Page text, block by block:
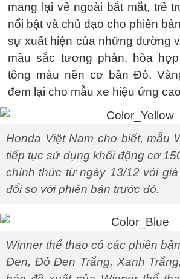
mang lại vẻ ngoài bắt mắt, trẻ
nổi bật và chủ đạo cho phiên
sự xuất hiện của những đường
màu sắc tương phản, hòa
tông màu nền cơ bản Đỏ,
đem lại cho mẫu xe hiệu ứng
Honda Việt Nam cho biết, mẫu
tiếp tục sử dụng khối động cơ
chính thức từ ngày 13/12 với
đổi so với phiên bản trước đó.
Winner thể thao có các phiên
Đen, Đỏ Đen Trắng, Xanh